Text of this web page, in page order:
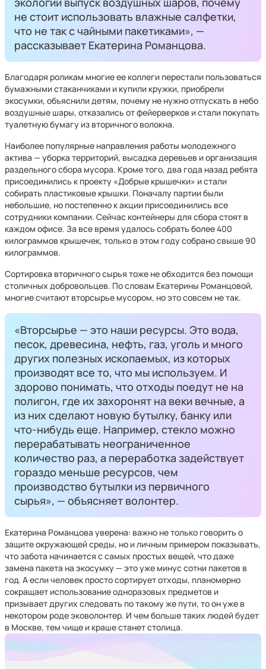
не стоит использовать влажные салфетки,
что не так с чайными пакетиками», —
рассказывает Екатерина Романцова.
Благодаря роликам многие ее коллеги перестали пользоваться
бумажными стаканчиками и купили кружки, приобрели
экосумки, объяснили детям, почему не нужно отпускать в небо
воздушные шары, отказались от фейерверков и стали покупать
туалетную бумагу из вторичного волокна.
Наиболее популярные направления работы молодежного
актива — уборка территорий, высадка деревьев и организация
раздельного сбора мусора. Кроме того, два года назад ребята
присоединились к проекту «Добрые крышечки» и стали
собирать пластиковые крышки. Поначалу партии были
небольшие, но постепенно к акции присоединились все
сотрудники компании. Сейчас контейнеры для сбора стоят в
каждом офисе. За все время удалось собрать более 400
килограммов крышечек, только в этом году собрано свыше 90
килограммов.
Сортировка вторичного сырья тоже не обходится без помощи
столичных добровольцев. По словам Екатерины Романцовой,
многие считают вторсырье мусором, но это совсем не так.
«Вторсырье — это наши ресурсы. Это вода,
песок, древесина, нефть, газ, уголь и много
других полезных ископаемых, из которых
производят все то, что мы используем. И
здорово понимать, что отходы поедут не на
полигон, где их захоронят на веки вечные, а
из них сделают новую бутылку, банку или
что-нибудь еще. Например, стекло можно
перерабатывать неограниченное
количество раз, а переработка задействует
гораздо меньше ресурсов, чем
производство бутылки из первичного
сырья», — объясняет волонтер.
Екатерина Романцова уверена: важно не только говорить о
защите окружающей среды, но и личным примером показывать,
что забота начинается с самых простых вещей, что даже
замена пакета на экосумку — это уже минус сотни пакетов в
год. А если человек просто сортирует отходы, планомерно
сокращает использование одноразовых предметов и
призывает других следовать по такому же пути, то он уже в
некотором роде эковолонтер. И чем больше таких людей будет
в Москве, тем чище и краше станет столица.